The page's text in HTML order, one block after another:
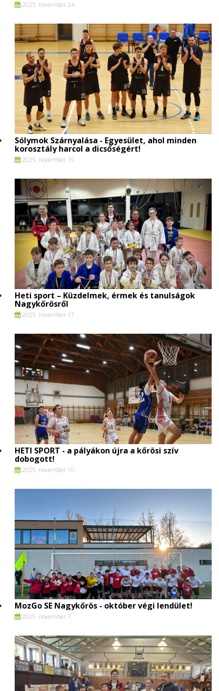
2025. november 24.
Sólymok Szárnyalása - Egyesület, ahol minden
korosztály harcol a dicsőségért!
2025. november 19.
Heti sport – Küzdelmek, érmek és tanulságok
Nagykőrösről
2025. november 17.
HETI SPORT - a pályákon újra a kőrösi szív
dobogott!
2025. november 10.
MozGo SE Nagykőrös - október végi lendület!
2025. november 7.